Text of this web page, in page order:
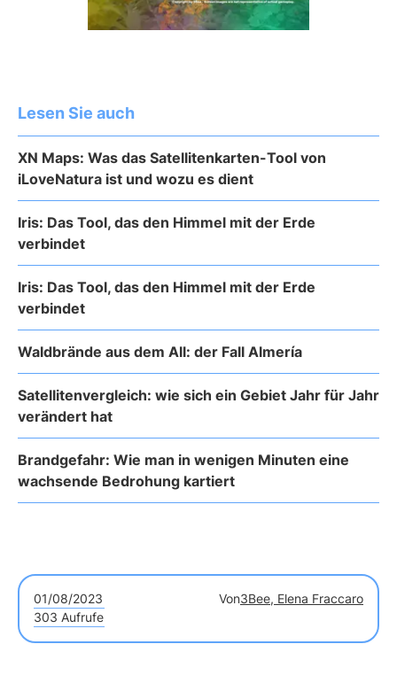
Lesen Sie auch
XN Maps: Was das Satellitenkarten-Tool von
iLoveNatura ist und wozu es dient
Iris: Das Tool, das den Himmel mit der Erde
verbindet
Iris: Das Tool, das den Himmel mit der Erde
verbindet
Waldbrände aus dem All: der Fall Almería
Satellitenvergleich: wie sich ein Gebiet Jahr für Jahr
verändert hat
Brandgefahr: Wie man in wenigen Minuten eine
wachsende Bedrohung kartiert
01/08/2023 Von3Bee, Elena Fraccaro
303 Aufrufe